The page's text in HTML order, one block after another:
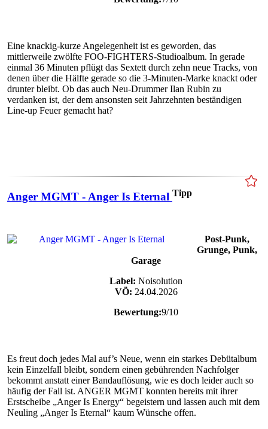
Eine knackig-kurze Angelegenheit ist es geworden, das
mittlerweile zwölfte FOO-FIGHTERS-Studioalbum. In gerade
einmal 36 Minuten pflügt das Sextett durch zehn neue Tracks, von
denen über die Hälfte gerade so die 3-Minuten-Marke knackt oder
drunter bleibt. Ob das auch Neu-Drummer Ilan Rubin zu
verdanken ist, der dem ansonsten seit Jahrzehnten beständigen
Line-up Feuer gemacht hat?
Anger MGMT - Anger Is Eternal Tipp
Post-Punk,
Grunge, Punk,
Garage
Label: Noisolution
VÖ: 24.04.2026
Bewertung:9/10
Es freut doch jedes Mal auf’s Neue, wenn ein starkes Debütalbum
kein Einzelfall bleibt, sondern einen gebührenden Nachfolger
bekommt anstatt einer Bandauflösung, wie es doch leider auch so
häufig der Fall ist. ANGER MGMT konnten bereits mit ihrer
Erstscheibe „Anger Is Energy“ begeistern und lassen auch mit dem
Neuling „Anger Is Eternal“ kaum Wünsche offen.